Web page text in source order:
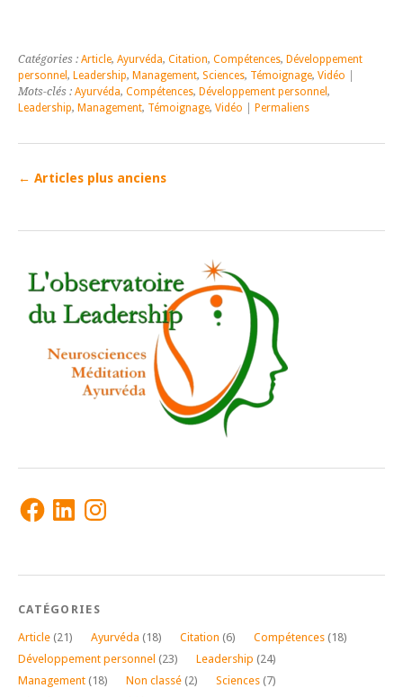
Catégories : Article, Ayurvéda, Citation, Compétences, Développement
personnel , Leadership, Management, Sciences, Témoignage, Vidéo
Mots-clés : Ayurvéda, Compétences, Développement personnel ,
Leadership, Management, Témoignage, Vidéo Permaliens
← Articles plus anciens
FacebookLinkedInInstagram
CATÉGORIES
Article (21) Ayurvéda (18) Citation (6) Compétences (18)
Développement personnel (23) Leadership (24)
Management (18) Non classé (2) Sciences (7)